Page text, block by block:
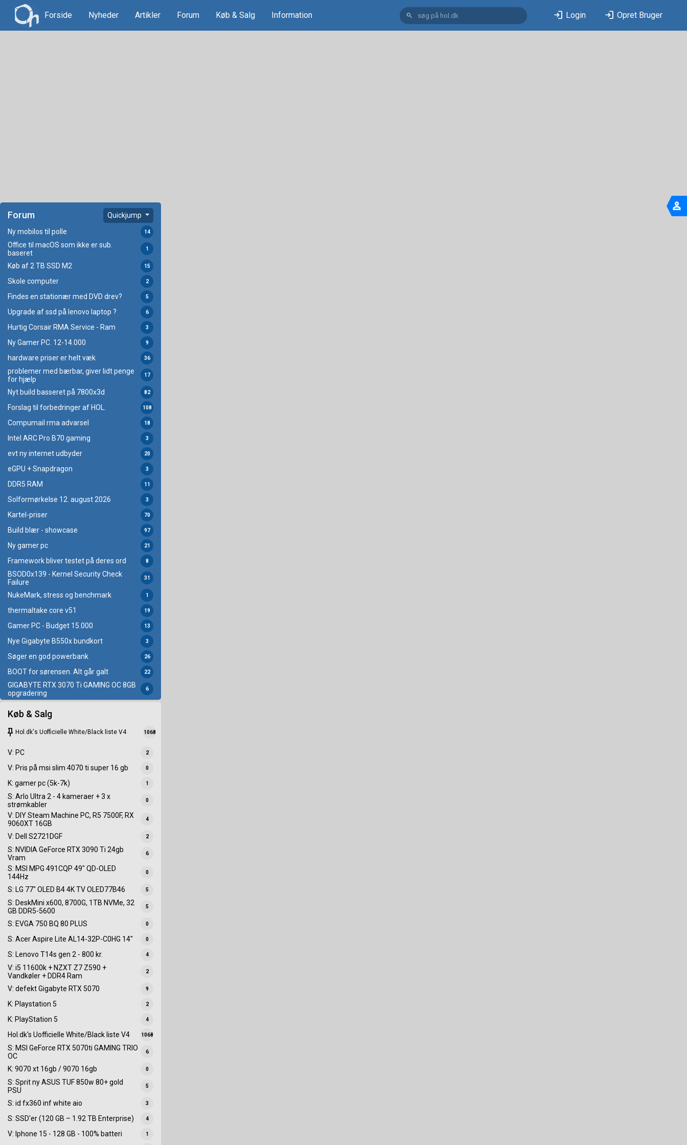
Forside Nyheder Artikler Forum Køb & Salg Information search login Login login Opret Bruger
Forum Quickjump
Ny mobilos til polle 14
Office til macOS som ikke er sub.
baseret
1
Køb af 2 TB SSD M2 15
Skole computer 2
Findes en stationær med DVD drev? 5
Upgrade af ssd på lenovo laptop ? 6
Hurtig Corsair RMA Service - Ram 3
Ny Gamer PC. 12-14.000 9
hardware priser er helt væk 36
problemer med bærbar, giver lidt penge
for hjælp
17
Nyt build basseret på 7800x3d 82
Forslag til forbedringer af HOL. 108
Compumail rma advarsel 18
Intel ARC Pro B70 gaming 3
evt ny internet udbyder 20
eGPU + Snapdragon 3
DDR5 RAM 11
Solformørkelse 12. august 2026 3
Kartel-priser 70
Build blær - showcase 97
Ny gamer pc 21
Framework bliver testet på deres ord 8
BSOD0x139 - Kernel Security Check
Failure
31
NukeMark, stress og benchmark 1
thermaltake core v51 19
Gamer PC - Budget 15.000 13
Nye Gigabyte B550x bundkort 3
Søger en god powerbank 26
BOOT for sørensen. Alt går galt 22
GIGABYTE RTX 3070 Ti GAMING OC 8GB
opgradering
6
Køb & Salg
keep Hol.dk's Uofficielle White/Black liste V4 1068
V: PC 2
V: Pris på msi slim 4070 ti super 16 gb 0
K: gamer pc (5k-7k) 1
S: Arlo Ultra 2 - 4 kameraer + 3 x
strømkabler
0
V: DIY Steam Machine PC, R5 7500F, RX
9060XT 16GB
4
V: Dell S2721DGF 2
S: NVIDIA GeForce RTX 3090 Ti 24gb
Vram
6
S: MSI MPG 491CQP 49" QD-OLED
144Hz
0
S: LG 77" OLED B4 4K TV OLED77B46 5
S: DeskMini x600, 8700G, 1TB NVMe, 32
GB DDR5-5600
5
S: EVGA 750 BQ 80 PLUS 0
S: Acer Aspire Lite AL14-32P-C0HG 14" 0
S: Lenovo T14s gen 2 - 800 kr. 4
V: i5 11600k + NZXT Z7 Z590 +
Vandkøler + DDR4 Ram
2
V: defekt Gigabyte RTX 5070 9
K: Playstation 5 2
K: PlayStation 5 4
Hol.dk's Uofficielle White/Black liste V4 1068
S: MSI GeForce RTX 5070ti GAMING TRIO
OC
6
K: 9070 xt 16gb / 9070 16gb 0
S: Sprit ny ASUS TUF 850w 80+ gold
PSU
5
S: id fx360 inf white aio 3
S: SSD'er (120 GB – 1.92 TB Enterprise) 4
V: Iphone 15 - 128 GB - 100% batteri 1
person